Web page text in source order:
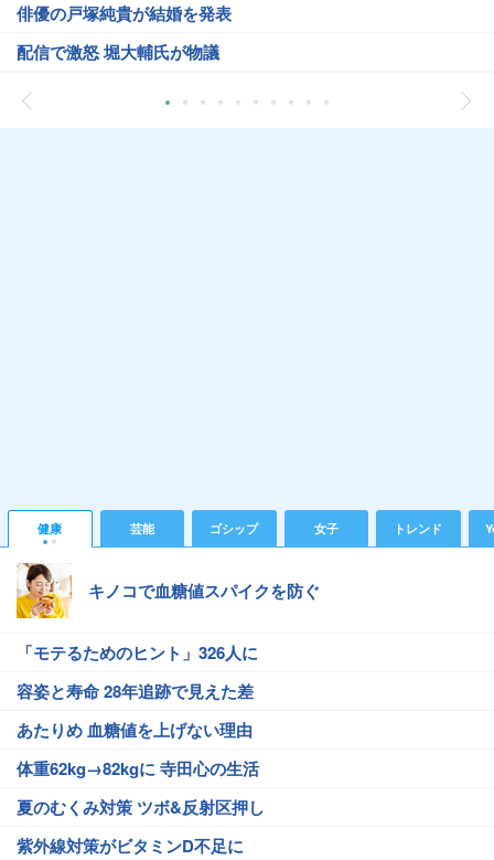
俳優の戸塚純貴が結婚を発表
配信で激怒 堀大輔氏が物議
健康 芸能 ゴシップ 女子 トレンド
キノコで血糖値スパイクを防ぐ
「モテるためのヒント」326人に
容姿と寿命 28年追跡で見えた差
あたりめ 血糖値を上げない理由
体重62kg→82kgに 寺田心の生活
夏のむくみ対策 ツボ&反射区押し
紫外線対策がビタミンD不足に